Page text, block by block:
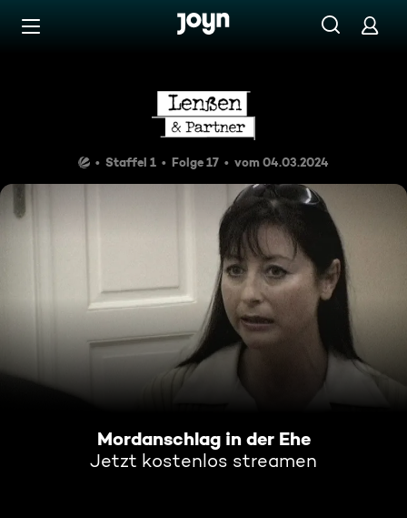
Zum Inhalt springen
Mordanschlag in der Ehe
Staffel 1 Folge 17 vom 04.03.2024
Mordanschlag in der Ehe
Jetzt kostenlos streamen